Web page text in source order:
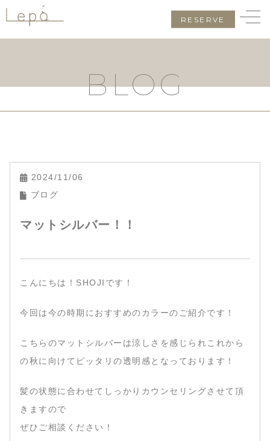
RESERVE
BLOG
2024/11/06
ブログ
マットシルバー！！
こんにちは！SHOJIです！
今回は今の時期におすすめのカラーのご紹介です！
こちらのマットシルバーは涼しさを感じられこれから
の秋に向けてピッタリの透明感となっております！
髪の状態に合わせてしっかりカウンセリングさせて頂
きますので
ぜひご相談ください！